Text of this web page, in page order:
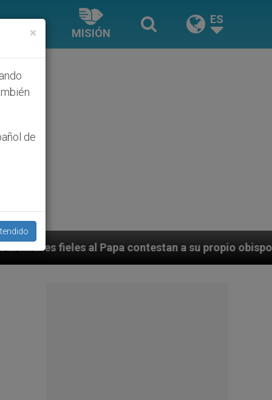
MISIÓN
ES
contestan a su propio obispo (y cardenal) quien
×
de